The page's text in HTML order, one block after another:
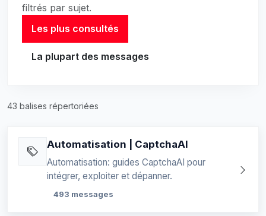
filtrés par sujet.
Les plus consultés
La plupart des messages
43 balises répertoriées
Automatisation | CaptchaAI
Automatisation: guides CaptchaAI pour
intégrer, exploiter et dépanner.
493 messages